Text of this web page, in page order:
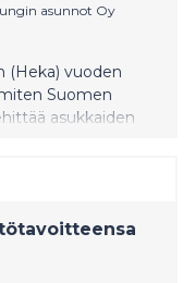
asunnot Oy
(Heka) vuoden
Suomen
asukkaiden